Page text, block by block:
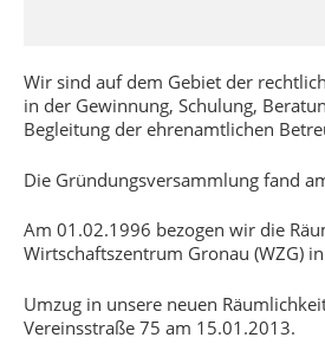
Wir sind auf dem Gebiet der
in der Gewinnung, Schulung,
Begleitung der ehrenamtlichen
Die Gründungsversammlung fand
Am 01.02.1996 bezogen wir die
Wirtschaftszentrum Gronau (WZG)
Umzug in unsere neuen
Vereinsstraße 75 am 15.01.2013.